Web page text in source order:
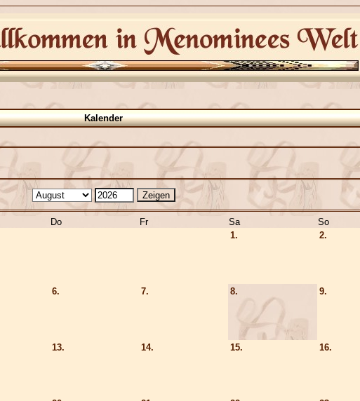
Kalender
Do Fr Sa
So
1.
2.
6. 7. 8. 9.
13. 14. 15. 16.